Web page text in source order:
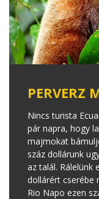
PERVERZ
Nincs turista
pár napra, hogy
majmokat
száz dollárunk
az talál. Rálelünk
dollárért cserébe
Rio Napo ezen